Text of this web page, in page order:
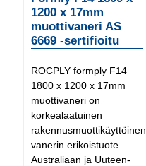
1200 x 17mm
muottivaneri AS
6669 -sertifioitu
ROCPLY formply F14
1800 x 1200 x 17mm
muottivaneri on
korkealaatuinen
rakennusmuottikäyttöinen
vanerin erikoistuote
Australiaan ja Uuteen-